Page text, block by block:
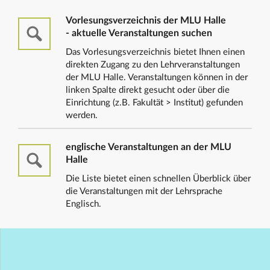
Vorlesungsverzeichnis der MLU Halle
- aktuelle Veranstaltungen suchen
Das Vorlesungsverzeichnis bietet Ihnen einen
direkten Zugang zu den Lehrveranstaltungen
der MLU Halle. Veranstaltungen können in der
linken Spalte direkt gesucht oder über die
Einrichtung (z.B. Fakultät > Institut) gefunden
werden.
englische Veranstaltungen an der MLU
Halle
Die Liste bietet einen schnellen Überblick über
die Veranstaltungen mit der Lehrsprache
Englisch.